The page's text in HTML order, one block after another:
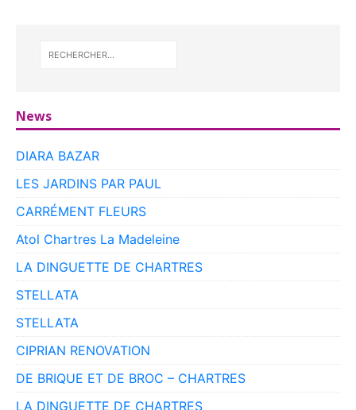
News
DIARA BAZAR
LES JARDINS PAR PAUL
CARRÉMENT FLEURS
Atol Chartres La Madeleine
LA DINGUETTE DE CHARTRES
STELLATA
STELLATA
CIPRIAN RENOVATION
DE BRIQUE ET DE BROC – CHARTRES
LA DINGUETTE DE CHARTRES